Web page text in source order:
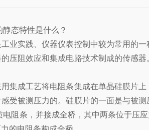
态特性是什么？
业实践、仪器仪表控制中较为常用的
压阻效应和集成电路技术制成的传感
成工艺将电阻条集成在单晶硅膜片上
受被测压力的。硅膜片的一面是与被
电阻条，并接成全桥，其中两条位于压